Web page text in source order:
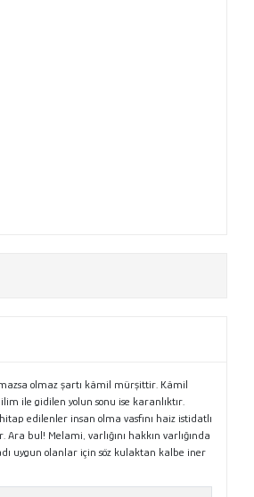
olmaz şartı kâmil mürşittir. Kâmil
ile gidilen yolun sonu ise karanlıktır.
edilenler insan olma vasfını haiz istidatlı
bul! Melami, varlığını hakkın varlığında
uygun olanlar için söz kulaktan kalbe iner